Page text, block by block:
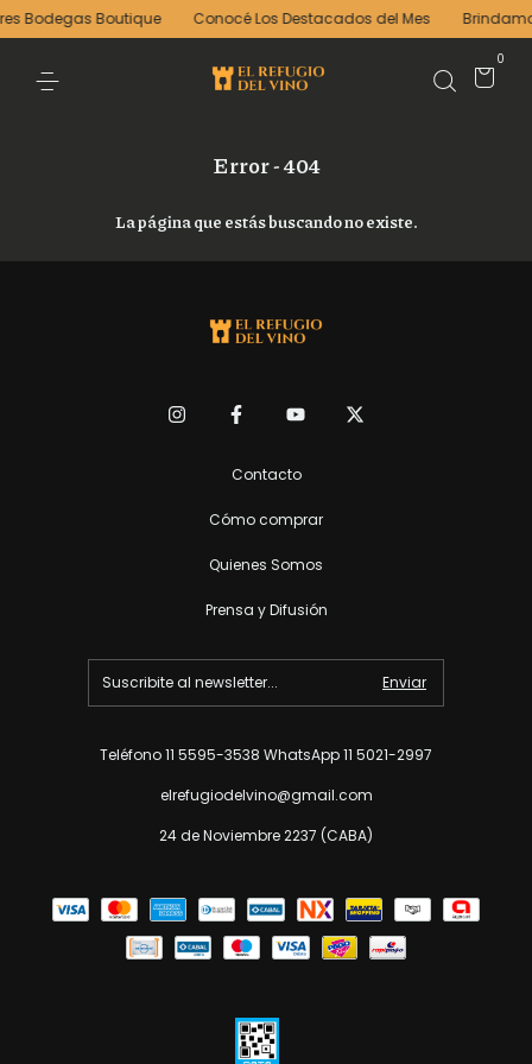
Bodegas Boutique Conocé Los Destacados del Mes
0
Error - 404
La página que estás buscando no existe.
Contacto
Cómo comprar
Quienes Somos
Prensa y Difusión
Teléfono 11 5595-3538 WhatsApp 11 5021-2997
elrefugiodelvino@gmail.com
24 de Noviembre 2237 (CABA)